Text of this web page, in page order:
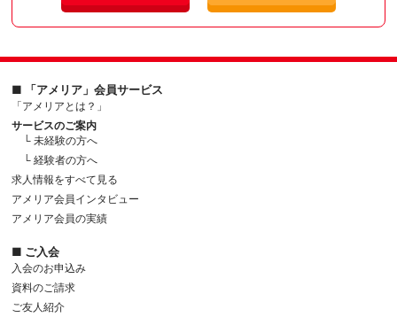
■ 「アメリア」会員サービス
「アメリアとは？」
サービスのご案内
└ 未経験の方へ
└ 経験者の方へ
求人情報をすべて見る
アメリア会員インタビュー
アメリア会員の実績
■ ご入会
入会のお申込み
資料のご請求
ご友人紹介